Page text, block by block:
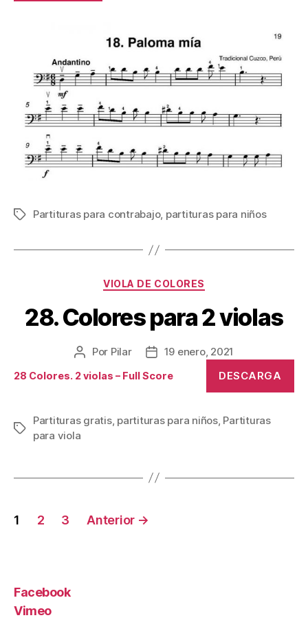
Etiquetas
Partituras para contrabajo, partituras para niños
Categorías
VIOLA DE COLORES
28. Colores para 2 violas
Autor
la
Por Pilar
Fecha
la
19 enero, 2021
28 Colores. 2 violas – Full Score DESCARGA
Etiquetas
Partituras gratis, partituras para niños, Partituras
para viola
Paginación
1 2 3 Anterior →
Facebook
Vimeo